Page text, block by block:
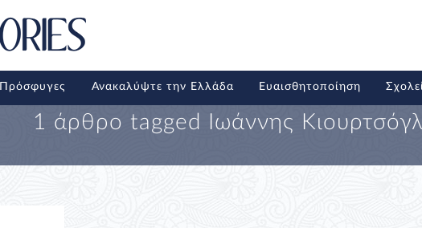
Πρόσφυγες Ανακαλύψτε την Ελλάδα Ευαισθητοποίηση
1 άρθρο tagged Ιωάννης